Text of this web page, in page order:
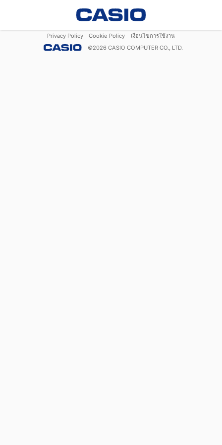
Privacy Policy Cookie Policy
เงื่อนไขการใช้งาน
©2026 CASIO COMPUTER CO., LTD.